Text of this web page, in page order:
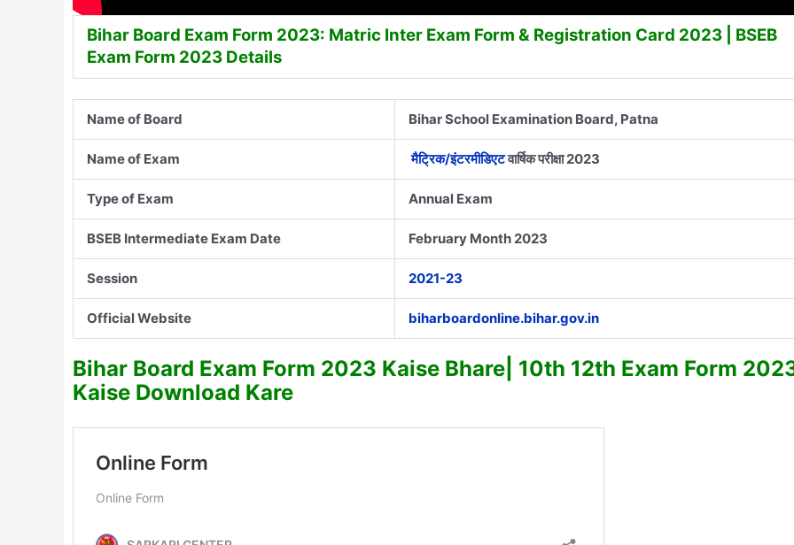
Bihar Board Exam Form 2023: Matric Inter Exam Form & Registration Card 2023 | BSEB
Exam Form 2023 Details
Name of Board Bihar School Examination Board, Patna
Name of Exam मैट्रिक/इंटरमीडिएटवार्षिक परीक्षा 2023
Type of Exam Annual Exam
BSEB Intermediate Exam Date February Month 2023
Session 2021-23
Official Website biharboardonline.bihar.gov.in
Bihar Board Exam Form 2023 Kaise Bhare| 10th 12th Exam Form
Kaise Download Kare